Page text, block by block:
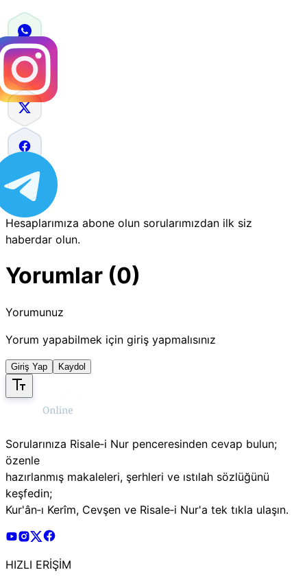
Hesaplarımıza abone olun sorularımızdan ilk siz
haberdar olun.
Yorumlar (0)
Yorumunuz
Yorum yapabilmek için giriş yapmalısınız
Giriş Yap Kaydol
Sorularınıza Risale‑i Nur penceresinden cevap bulun;
özenle
hazırlanmış makaleleri, şerhleri ve ıstılah sözlüğünü
keşfedin;
Kur'ân‑ı Kerîm, Cevşen ve Risale‑i Nur'a tek tıkla ulaşın.
Risale Online Youtube Hesabı
Risale Online Instagram Hesabı
Risale Online X Hesabı
HIZLI ERİŞİM